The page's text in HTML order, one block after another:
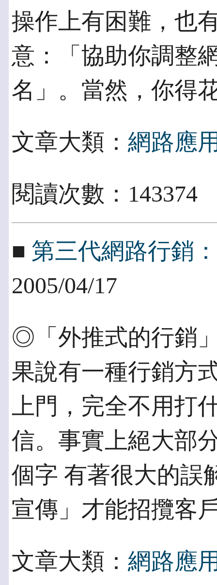
操作上有困難，也
意：「協助你調整
名」。當然，你得
文章大類： 網路應
閱讀次數：
■ 第三代網路行銷
2005/04/17
◎「外推式的行銷
果說有一種行銷方
上門，完全不用打
信。事實上絕大部
個字 有著很大的誤
宣傳」才能招攬客
文章大類： 網路應